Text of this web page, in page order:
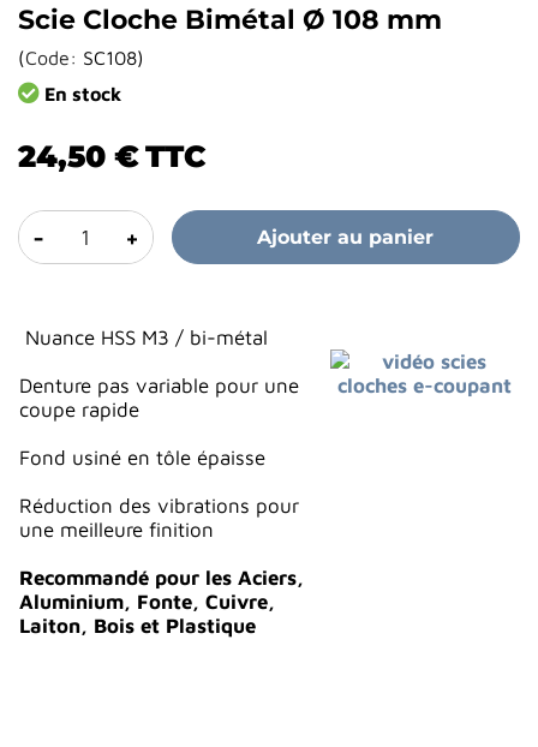
Scie Cloche Bimétal Ø 108 mm
(Code: SC108)
En stock
24,50 €TTC
- + Ajouter au panier
Nuance HSS M3 / bi-métal
Denture pas variable pour une
coupe rapide
Fond usiné en tôle épaisse
Réduction des vibrations pour
une meilleure finition
Recommandé pour les Aciers,
Aluminium, Fonte, Cuivre,
Laiton, Bois et Plastique